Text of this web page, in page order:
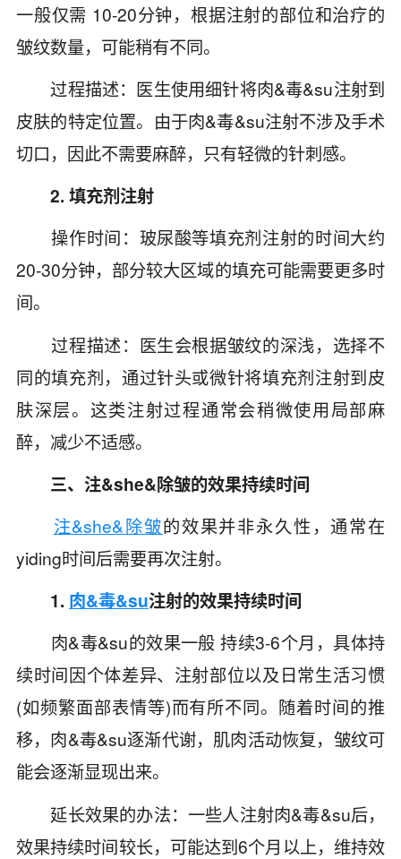
一般仅需 10-20分钟，根据注射的部位和治疗的
皱纹数量，可能稍有不同。
过程描述：医生使用细针将肉&毒&su注射到
皮肤的特定位置。由于肉&毒&su注射不涉及手术
切口，因此不需要麻醉，只有轻微的针刺感。
2. 填充剂注射
操作时间：玻尿酸等填充剂注射的时间大约
20-30分钟，部分较大区域的填充可能需要更多时
间。
过程描述：医生会根据皱纹的深浅，选择不
同的填充剂，通过针头或微针将填充剂注射到皮
肤深层。这类注射过程通常会稍微使用局部麻
醉，减少不适感。
三、注&she&除皱的效果持续时间
注&she&除皱的效果并非永久性，通常在
yiding时间后需要再次注射。
1. 肉&毒&su注射的效果持续时间
肉&毒&su的效果一般 持续3-6个月，具体持
续时间因个体差异、注射部位以及日常生活习惯
(如频繁面部表情等)而有所不同。随着时间的推
移，肉&毒&su逐渐代谢，肌肉活动恢复，皱纹可
能会逐渐显现出来。
延长效果的办法：一些人注射肉&毒&su后，
效果持续时间较长，可能达到6个月以上，维持效